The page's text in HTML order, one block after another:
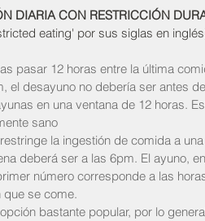
DIARIA CON RESTRICCIÓN
eating' por sus siglas en
pasar 12 horas entre la última
el desayuno no debería ser antes
en una ventana de 12 horas.
sano
la ingestión de comida a
deberá ser a las 6pm. El ayuno,
número corresponde a las
que se come.
bastante popular, por lo